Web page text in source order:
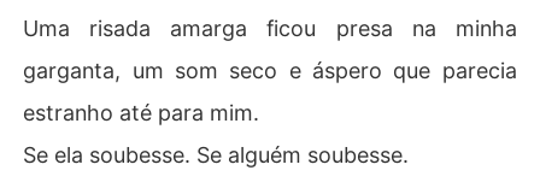
Uma risada amarga ficou presa na minha
garganta, um som seco e áspero que parecia
estranho até para mim.
Se ela soubesse. Se alguém soubesse.